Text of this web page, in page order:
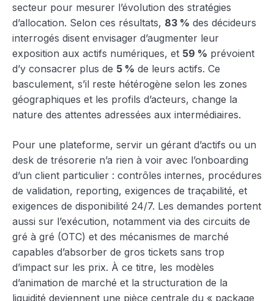
secteur pour mesurer l’évolution des stratégies
d’allocation. Selon ces résultats, 83 % des décideurs
interrogés disent envisager d’augmenter leur
exposition aux actifs numériques, et 59 % prévoient
d’y consacrer plus de 5 % de leurs actifs. Ce
basculement, s’il reste hétérogène selon les zones
géographiques et les profils d’acteurs, change la
nature des attentes adressées aux intermédiaires.
Pour une plateforme, servir un gérant d’actifs ou un
desk de trésorerie n’a rien à voir avec l’onboarding
d’un client particulier : contrôles internes, procédures
de validation, reporting, exigences de traçabilité, et
exigences de disponibilité 24/7. Les demandes portent
aussi sur l’exécution, notamment via des circuits de
gré à gré (OTC) et des mécanismes de marché
capables d’absorber de gros tickets sans trop
d’impact sur les prix. À ce titre, les modèles
d’animation de marché et la structuration de la
liquidité deviennent une pièce centrale du « package